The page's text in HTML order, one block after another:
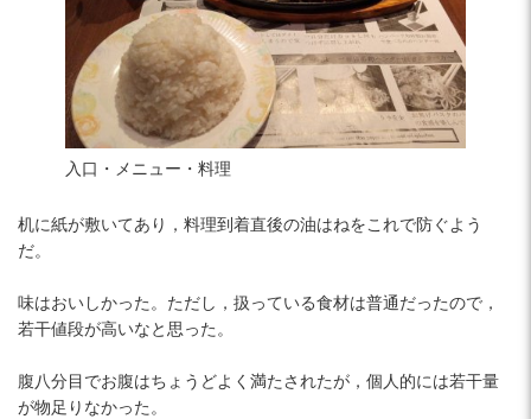
入口・メニュー・料理
机に紙が敷いてあり，料理到着直後の油はねをこれで防ぐよう
だ。
味はおいしかった。ただし，扱っている食材は普通だったので，
若干値段が高いなと思った。
腹八分目でお腹はちょうどよく満たされたが，個人的には若干量
が物足りなかった。